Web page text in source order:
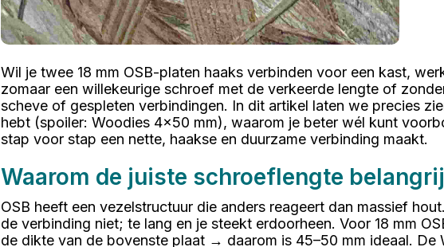
Wil je twee 18 mm OSB-platen haaks verbinden voor een kast,
zomaar een willekeurige schroef met de verkeerde lengte of
scheve of gespleten verbindingen. In dit artikel laten we precies
hebt (spoiler: Woodies 4x50 mm), waarom je beter wél kunt
stap voor stap een nette, haakse en duurzame verbinding maakt.
Waarom de juiste schroeflengte
OSB heeft een vezelstructuur die anders reageert dan massief
de verbinding niet; te lang en je steekt erdoorheen. Voor 18 mm
de dikte van de bovenste plaat → daarom is 45–50 mm ideaal. De